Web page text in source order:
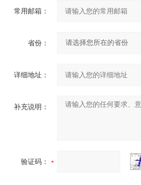
常用邮箱：
省份：
详细地址：
补充说明：
验证码：